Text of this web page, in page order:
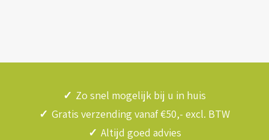
✓ Zo snel mogelijk bij u in huis
✓ Gratis verzending vanaf €50,- excl. BTW
✓ Altijd goed advies